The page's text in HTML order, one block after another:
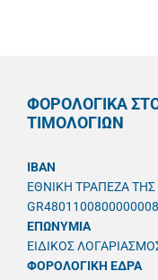
ΦΟΡΟΛΟΓΙΚΑ
ΤΙΜΟΛΟΓΙΩΝ
IBAN
ΕΘΝΙΚΗ ΤΡΑΠΕΖΑ
ΕΠΩΝΥΜΙΑ
ΕΙΔΙΚΟΣ
ΦΟΡΟΛΟΓΙΚΗ ΕΔΡΑ